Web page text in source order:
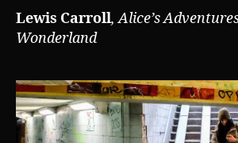
Lewis Carroll, Alice’s
Wonderland